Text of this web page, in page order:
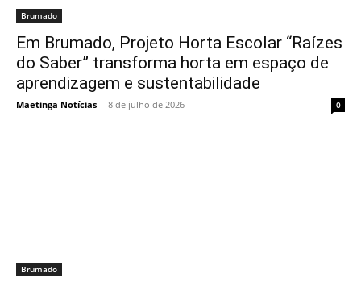
Brumado
Em Brumado, Projeto Horta Escolar “Raízes
do Saber” transforma horta em espaço de
aprendizagem e sustentabilidade
Maetinga Notícias - 8 de julho de 2026 0
Brumado